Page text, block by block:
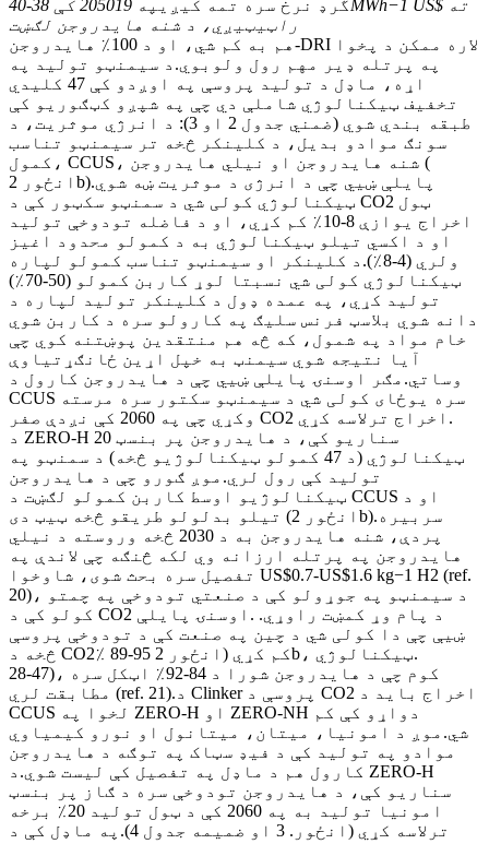
گرډ نرخ سره تمه کیږي
په 205019 کې 38-40MWh−1 US$ ته
راټیټیږي، د شنه هایدروجن لګښت
هم به کم شي، او د 100٪ هایدروجن-DRI لاره ممکن د پخوا
په پرتله ډیر مهم رول ولوبوي.د سیمنټو تولید په
اړه، ماډل د تولید پروسې په اوږدو کې 47 کلیدي
تخفیف ټیکنالوژي شاملې دي چې په شپږو کټګوریو کې
طبقه بندي شوي (ضمني جدول 2 او 3): د انرژي موثریت، د
سونګ موادو بدیل، د کلینکر څخه تر سیمنټو تناسب
کمول، CCUS، شنه هایدروجن او نیلي هایدروجن (
انځور 2b).پایلې ښیي چې د انرژی د موثریت ښه شوي
ټیکنالوژي کولی شي د سمنټو سکټور کې د CO2 ټول
اخراج یوازې 8-10٪ کم کړي، او د فاضله تودوخې تولید
او د اکسي تیلو ټیکنالوژي به د کمولو محدود اغیز
ولري (4-8٪).د کلینکر او سیمنټو تناسب کمولو لپاره
ټیکنالوژي کولی شي نسبتا لوړ کاربن کمولو (50-70٪)
تولید کړي، په عمده ډول د کلینکر تولید لپاره د
دانه شوي بلاسټ فرنس سلیګ په کارولو سره د کاربن شوي
خام مواد په شمول، که څه هم منتقدین پوښتنه کوي چې
آیا نتیجه شوي سیمنټ به خپل اړین ځانګړتیاوې
وساتي.مګر اوسنۍ پایلې ښیي چې د هایدروجن کارول د
CCUS سره یوځای کولی شي د سیمنټو سکتور سره مرسته
وکړي چې په 2060 کې نږدې صفر CO2 اخراج ترلاسه کړي.
د ZERO-H سناریو کې، د هایدروجن پر بنسټ 20
ټیکنالوژي (د 47 کمولو ټیکنالوژیو څخه) د سمنټو په
تولید کې رول لري.موږ ګورو چې د هایدروجن
ټیکنالوژیو اوسط کاربن کمولو لګښت د CCUS او د
تیلو بدلولو طریقو څخه ټیټ دی (انځور 2b).سربیره
پردې، شنه هایدروجن به د 2030 څخه وروسته د نیلي
هایدروجن په پرتله ارزانه وي لکه څنګه چې لاندې په
تفصیل سره بحث شوی، شاوخوا US$0.7-US$1.6 kg−1 H2 (ref.
20)، د سیمنټو په جوړولو کې د صنعتي تودوخې په چمتو
کولو کې د CO2 د پام وړ کمښت راوړي. .اوسنۍ پایلې
ښیې چې دا کولی شي د چین په صنعت کې د تودوخې پروسې
څخه د CO2٪ 89-95 کم کړي (انځور 2b، ټیکنالوژي.
28-47)، کوم چې د هایدروجن شورا د 84-92٪ اټکل سره
مطابقت لري (ref. 21).د Clinker پروسې د CO2 اخراج باید د
CCUS لخوا په ZERO-H او ZERO-NH دواړو کې کم
شي.موږ د امونیا، میتان، میتانول او نورو کیمیاوي
موادو په تولید کې د فیډ سټاک په توګه د هایدروجن
کارول هم د ماډل په تفصیل کې لیست شوي.د ZERO-H
سناریو کې، د هایدروجن تودوخې سره د ګاز پر بنسټ
امونیا تولید به په 2060 کې د ټول تولید 20٪ برخه
ترلاسه کړي (انځور. 3 او ضمیمه جدول 4).په ماډل کې د